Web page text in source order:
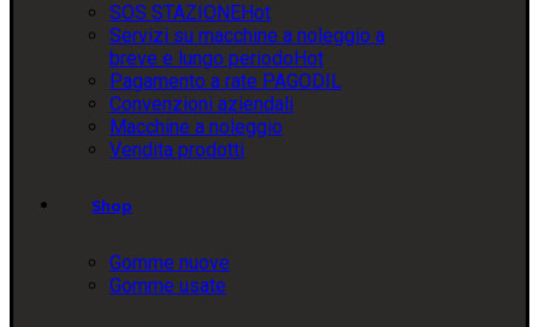
SOS STAZIONEHot
Servizi su macchine a noleggio a
breve e lungo periodoHot
Pagamento a rate PAGODIL
Convenzioni aziendali
Macchine a noleggio
Vendita prodotti
Shop
Gomme nuove
Gomme usate